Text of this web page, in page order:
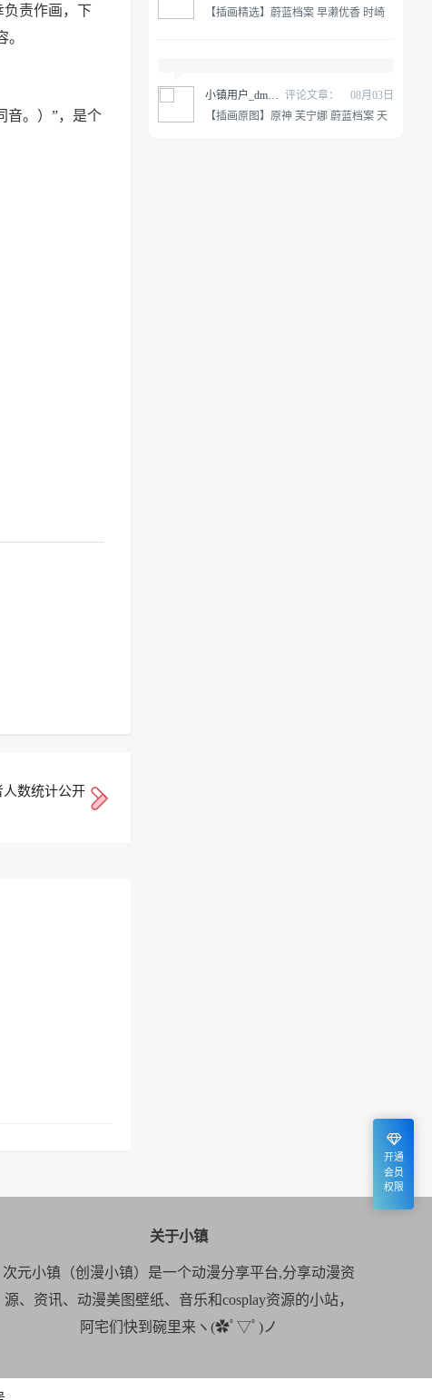
责作画，下
音。）”，是个
数统计公开
【插画精选】蔚蓝档案 早濑优香 时崎
小镇用户_dmALDY 评论文章：
08月03日
【插画原图】原神 芙宁娜 蔚蓝档案 天
开通
会员
权限
关于小镇
次元小镇（创漫小镇）是一个动漫分享平台,分享动漫资
源、资讯、动漫美图壁纸、音乐和cosplay资源的小站，
阿宅们快到碗里来ヽ(✿ﾟ▽ﾟ)ノ